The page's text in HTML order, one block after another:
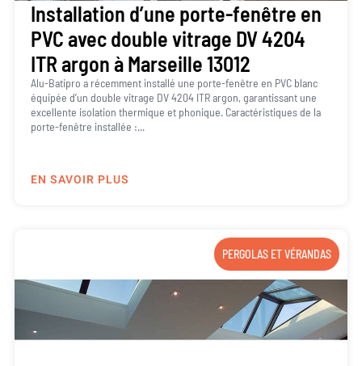
Installation d’une porte-fenêtre en
PVC avec double vitrage DV 4204
ITR argon à Marseille 13012
Alu-Batipro a récemment installé une porte-fenêtre en PVC blanc
équipée d’un double vitrage DV 4204 ITR argon, garantissant une
excellente isolation thermique et phonique. Caractéristiques de la
porte-fenêtre installée :...
EN SAVOIR PLUS
PERGOLAS ET VÉRANDAS